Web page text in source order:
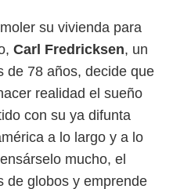
su vivienda para
Carl Fredricksen, un
de 78 años, decide que
realidad el sueño
con su ya difunta
a lo largo y a lo
mucho, el
de globos y emprende